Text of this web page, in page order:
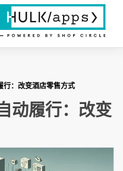
行：改变酒店零售方式
动履行：改变